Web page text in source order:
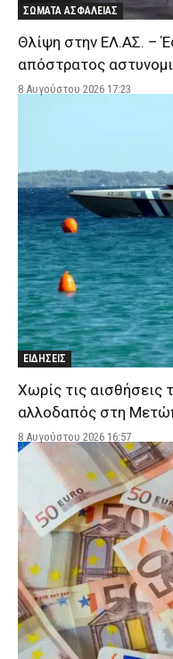
ΣΩΜΑΤΑ ΑΣΦΑΛΕΙΑΣ
Θλίψη στην ΕΛ.ΑΣ. –
απόστρατος
8 Αυγούστου 2026 17:23
ΕΙΔΗΣΕΙΣ
Χωρίς τις αισθήσεις
αλλοδαπός στη
8 Αυγούστου 2026 16:57